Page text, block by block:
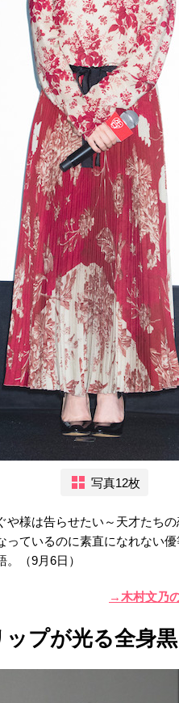
写真12枚
や様は告らせたい～天才たち
っているのに素直になれない
（9月6日）
→木村文乃
プが光る全身